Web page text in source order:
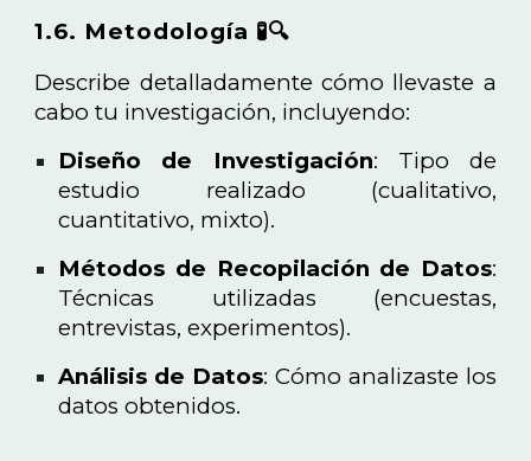
1.6. Metodología 🧪🔍
Describe detalladamente cómo llevaste a
cabo tu investigación, incluyendo:
Diseño de Investigación: Tipo de
estudio realizado (cualitativo,
cuantitativo, mixto).
Métodos de Recopilación de Datos:
Técnicas utilizadas (encuestas,
entrevistas, experimentos).
Análisis de Datos: Cómo analizaste los
datos obtenidos.